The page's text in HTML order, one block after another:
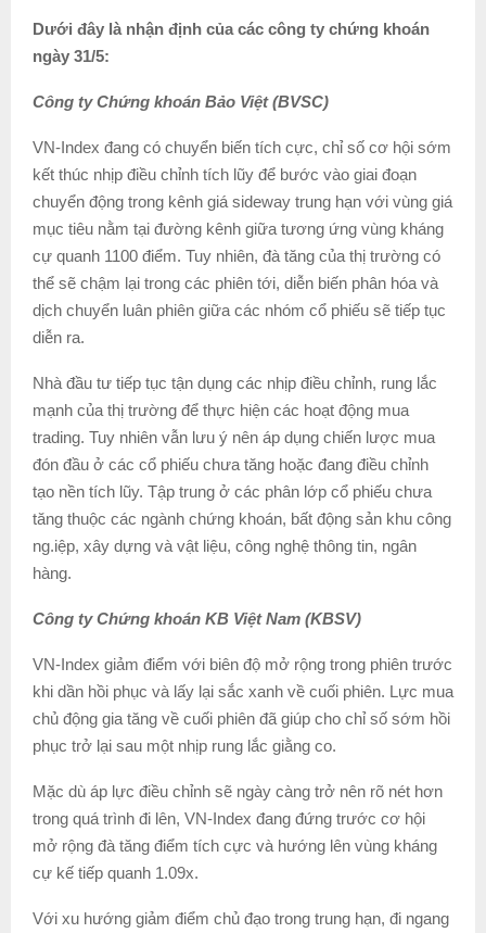
Dưới đây là nhận định của các công ty chứng khoán
ngày 31/5:
Công ty Chứng khoán Bảo Việt (BVSC)
VN-Index đang có chuyển biến tích cực, chỉ số cơ hội sớm
kết thúc nhịp điều chỉnh tích lũy để bước vào giai đoạn
chuyển động trong kênh giá sideway trung hạn với vùng giá
mục tiêu nằm tại đường kênh giữa tương ứng vùng kháng
cự quanh 1100 điểm. Tuy nhiên, đà tăng của thị trường có
thể sẽ chậm lại trong các phiên tới, diễn biến phân hóa và
dịch chuyển luân phiên giữa các nhóm cổ phiếu sẽ tiếp tục
diễn ra.
Nhà đầu tư tiếp tục tận dụng các nhịp điều chỉnh, rung lắc
mạnh của thị trường để thực hiện các hoạt động mua
trading. Tuy nhiên vẫn lưu ý nên áp dụng chiến lược mua
đón đầu ở các cổ phiếu chưa tăng hoặc đang điều chỉnh
tạo nền tích lũy. Tập trung ở các phân lớp cổ phiếu chưa
tăng thuộc các ngành chứng khoán, bất động sản khu công
ng.iệp, xây dựng và vật liệu, công nghệ thông tin, ngân
hàng.
Công ty Chứng khoán KB Việt Nam (KBSV)
VN-Index giảm điểm với biên độ mở rộng trong phiên trước
khi dần hồi phục và lấy lại sắc xanh về cuối phiên. Lực mua
chủ động gia tăng về cuối phiên đã giúp cho chỉ số sớm hồi
phục trở lại sau một nhịp rung lắc giằng co.
Mặc dù áp lực điều chỉnh sẽ ngày càng trở nên rõ nét hơn
trong quá trình đi lên, VN-Index đang đứng trước cơ hội
mở rộng đà tăng điểm tích cực và hướng lên vùng kháng
cự kế tiếp quanh 1.09x.
Với xu hướng giảm điểm chủ đạo trong trung hạn, đi ngang